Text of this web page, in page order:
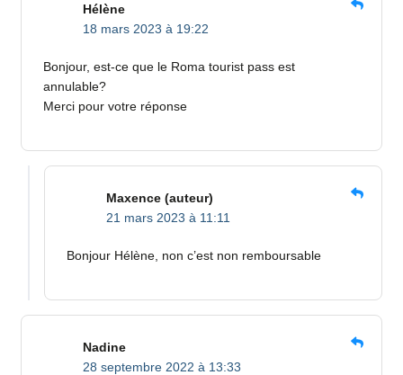
Hélène
18 mars 2023 à 19:22
Bonjour, est-ce que le Roma tourist pass est
annulable?
Merci pour votre réponse
Maxence (auteur)
21 mars 2023 à 11:11
Bonjour Hélène, non c’est non remboursable
Nadine
28 septembre 2022 à 13:33